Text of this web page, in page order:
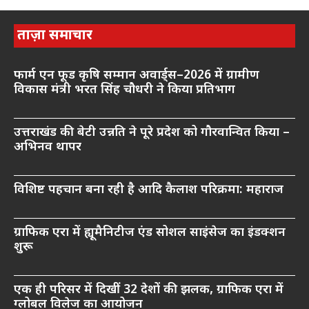
ताज़ा समाचार
फार्म एन फूड कृषि सम्मान अवार्ड्स–2026 में ग्रामीण
विकास मंत्री भरत सिंह चौधरी ने किया प्रतिभाग
उत्तराखंड की बेटी उन्नति ने पूरे प्रदेश को गौरवान्वित किया –
अभिनव थापर
विशिष्ट पहचान बना रही है आदि कैलाश परिक्रमा: महाराज
ग्राफिक एरा में ह्यूमैनिटीज एंड सोशल साइंसेज का इंडक्शन
शुरू
एक ही परिसर में दिखीं 32 देशों की झलक, ग्राफिक एरा में
ग्लोबल विलेज का आयोजन